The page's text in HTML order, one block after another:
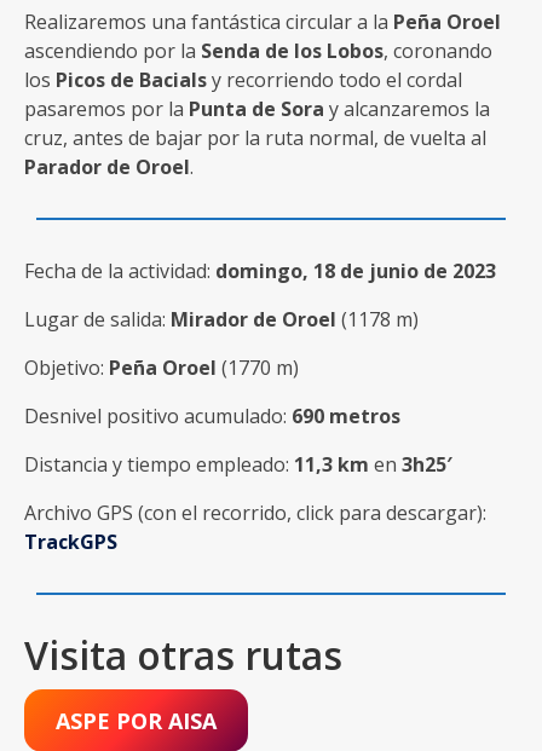
Realizaremos una fantástica circular a la Peña Oroel
ascendiendo por la Senda de los Lobos, coronando
los Picos de Bacialsy recorriendo todo el cordal
pasaremos por la Punta de Sora y alcanzaremos la
cruz, antes de bajar por la ruta normal, de vuelta al
Parador de Oroel.
Fecha de la actividad: domingo, 18 de junio de 2023
Lugar de salida: Mirador de Oroel (1178 m)
Objetivo: Peña Oroel (1770 m)
Desnivel positivo acumulado: 690 metros
Distancia y tiempo empleado: 11,3 km en 3h25′
Archivo GPS (con el recorrido, click para descargar):
TrackGPS
Visita otras rutas
ASPE POR AISA